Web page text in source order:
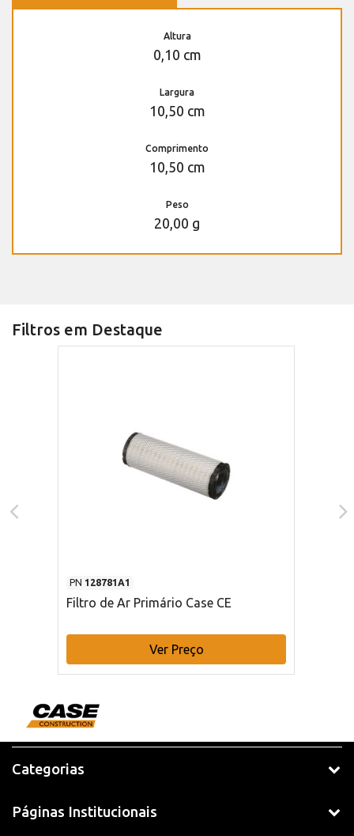
Altura
0,10 cm
Largura
10,50 cm
Comprimento
10,50 cm
Peso
20,00 g
Filtros em Destaque
PN 128781A1
Filtro de Ar Primário Case CE
Ver Preço
Categorias
Páginas Institucionais